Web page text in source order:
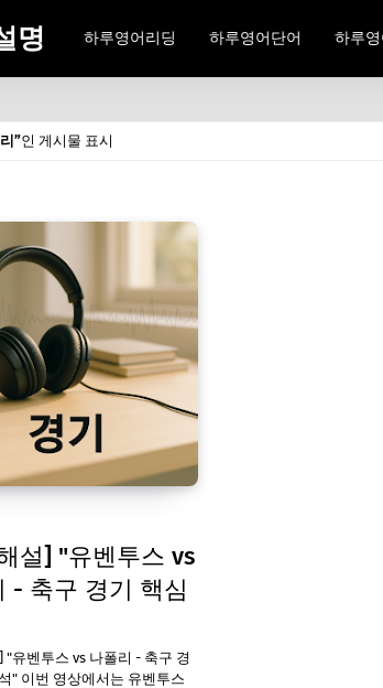
명 하루영어리딩 하루영어단어 하루
인 게시물 표시
설] "유벤투스 vs
- 축구 경기 핵심
] "유벤투스 vs 나폴리 - 축구 경
" 이번 영상에서는 유벤투스